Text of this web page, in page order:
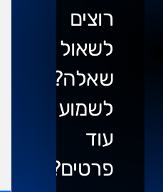
רוצים
לשאול
שאלה?
לשמוע
עוד
פרטים?